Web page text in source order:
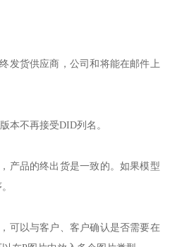
货供应商，公司和将能在邮件上
不再接受DID列名。
品的终出货是一致的。如果模型
以与客户、客户确认是否需要在